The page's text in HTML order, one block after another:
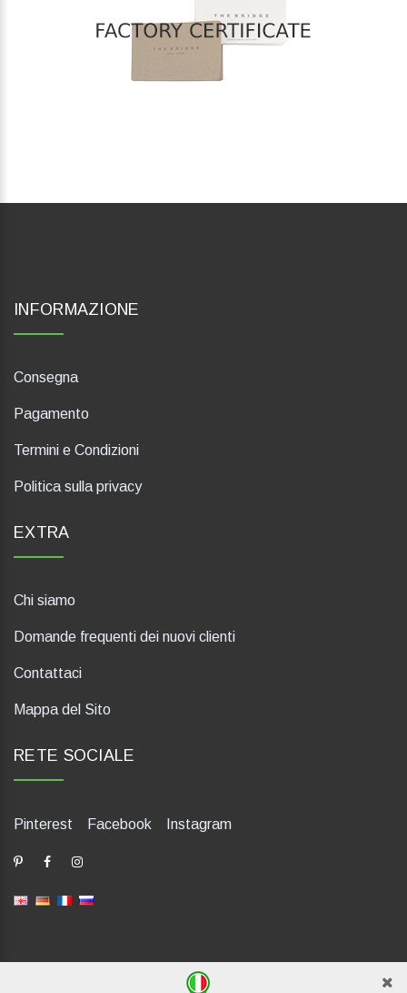
INFORMAZIONE
Consegna
Pagamento
Termini e Condizioni
Politica sulla privacy
EXTRA
Chi siamo
Domande frequenti dei nuovi clienti
Contattaci
Mappa del Sito
RETE SOCIALE
Pinterest Facebook Instagram